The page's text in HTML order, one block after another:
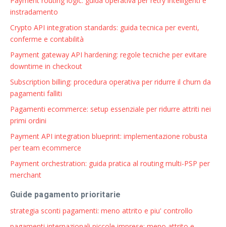
instradamento
Crypto API integration standards: guida tecnica per eventi,
conferme e contabilità
Payment gateway API hardening: regole tecniche per evitare
downtime in checkout
Subscription billing: procedura operativa per ridurre il churn da
pagamenti falliti
Pagamenti ecommerce: setup essenziale per ridurre attriti nei
primi ordini
Payment API integration blueprint: implementazione robusta
per team ecommerce
Payment orchestration: guida pratica al routing multi-PSP per
merchant
Guide pagamento prioritarie
strategia sconti pagamenti: meno attrito e piu' controllo